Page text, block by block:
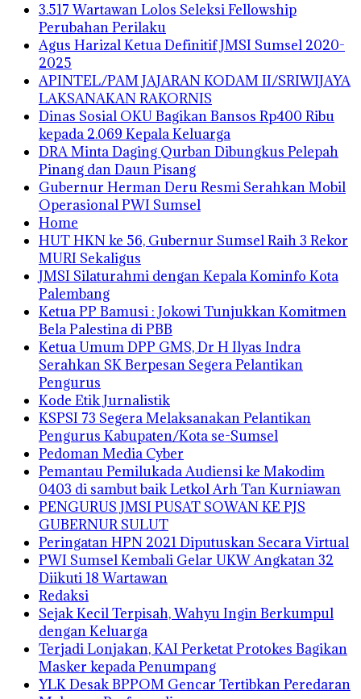
3.517 Wartawan Lolos Seleksi Fellowship
Perubahan Perilaku
Agus Harizal Ketua Definitif JMSI Sumsel 2020-
2025
APINTEL/PAM JAJARAN KODAM II/SRIWIJAYA
LAKSANAKAN RAKORNIS
Dinas Sosial OKU Bagikan Bansos Rp400 Ribu
kepada 2.069 Kepala Keluarga
DRA Minta Daging Qurban Dibungkus Pelepah
Pinang dan Daun Pisang
Gubernur Herman Deru Resmi Serahkan Mobil
Operasional PWI Sumsel
Home
HUT HKN ke 56, Gubernur Sumsel Raih 3 Rekor
MURI Sekaligus
JMSI Silaturahmi dengan Kepala Kominfo Kota
Palembang
Ketua PP Bamusi : Jokowi Tunjukkan Komitmen
Bela Palestina di PBB
Ketua Umum DPP GMS, Dr H Ilyas Indra
Serahkan SK Berpesan Segera Pelantikan
Pengurus
Kode Etik Jurnalistik
KSPSI 73 Segera Melaksanakan Pelantikan
Pengurus Kabupaten/Kota se-Sumsel
Pedoman Media Cyber
Pemantau Pemilukada Audiensi ke Makodim
0403 di sambut baik Letkol Arh Tan Kurniawan
PENGURUS JMSI PUSAT SOWAN KE PJS
GUBERNUR SULUT
Peringatan HPN 2021 Diputuskan Secara Virtual
PWI Sumsel Kembali Gelar UKW Angkatan 32
Diikuti 18 Wartawan
Redaksi
Sejak Kecil Terpisah, Wahyu Ingin Berkumpul
dengan Keluarga
Terjadi Lonjakan, KAI Perketat Protokes Bagikan
Masker kepada Penumpang
YLK Desak BPPOM Gencar Tertibkan Peredaran